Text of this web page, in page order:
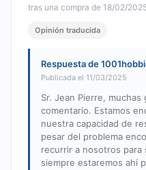
tras una compra de 18/02/
Opinión traducida
Respuesta de
Publicada el 11/03/2025
Sr. Jean Pierre,
comentario. Estamos
nuestra capacidad de
pesar del problema
recurrir a nosotros
siempre estaremos ahí